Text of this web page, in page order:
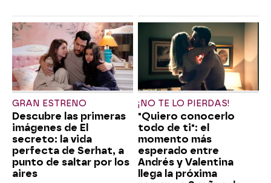
GRAN ESTRENO
Descubre las primeras
imágenes de El
secreto: la vida
perfecta de Serhat, a
punto de saltar por los
aires
¡NO TE LO PIERDAS!
"Quiero conocerlo
todo de ti": el
momento más
esperado entre
Andrés y Valentina
llega la próxima